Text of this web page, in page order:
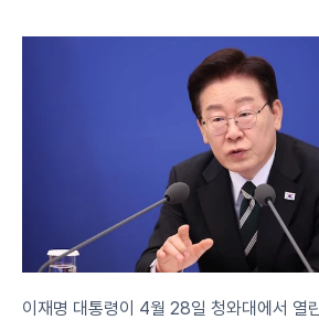
이재명 대통령이 4월 28일 청와대에서 열